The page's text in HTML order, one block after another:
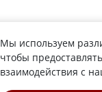
Мы используем
чтобы
взаимодействия с